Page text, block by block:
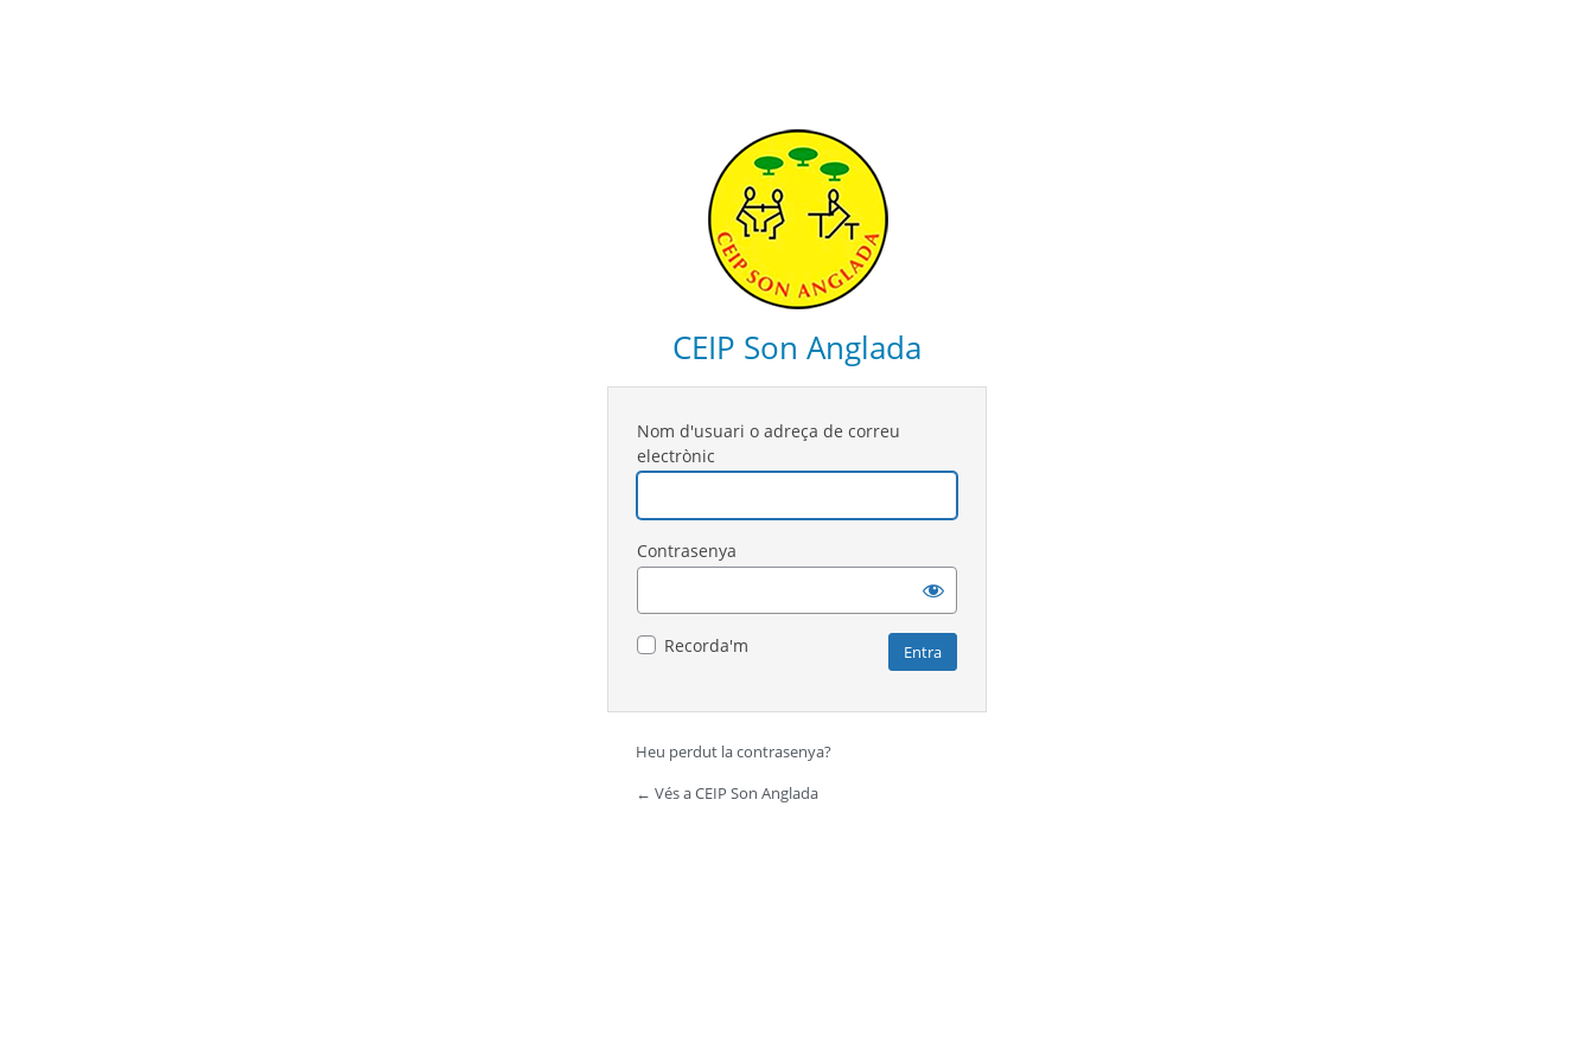
CEIP Son Anglada
Nom d'usuari o adreça de correu
electrònic
Contrasenya
Recorda'm
Heu perdut la contrasenya?
← Vés a CEIP Son Anglada